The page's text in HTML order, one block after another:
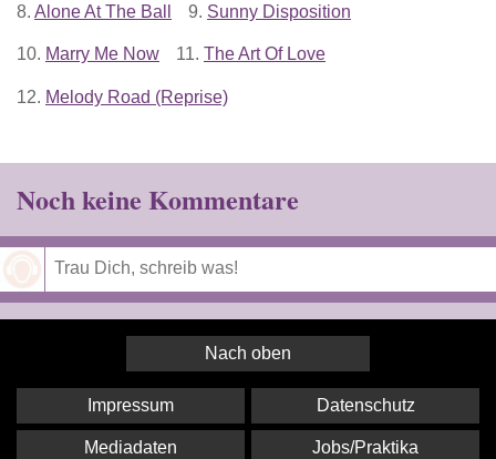
8. Alone At The Ball 9. Sunny Disposition
10. Marry Me Now 11. The Art Of Love
12. Melody Road (Reprise)
Noch keine Kommentare
Nach oben
Impressum Datenschutz
Mediadaten Jobs/Praktika